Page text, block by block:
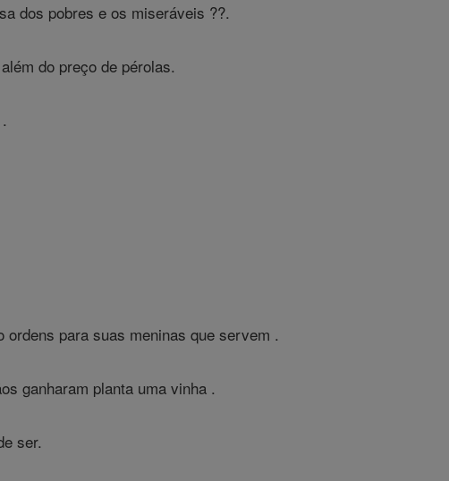
dos pobres e os miseráveis ??.
do preço de pérolas.
ordens para suas meninas que servem .
ganharam planta uma vinha .
ser.